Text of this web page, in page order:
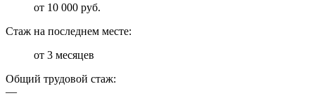
от 10 000 руб.
Стаж на последнем месте:
от 3 месяцев
Общий трудовой стаж:
—